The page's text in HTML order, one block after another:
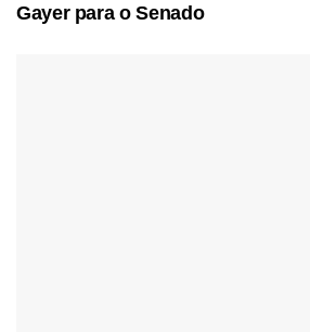
Gayer para o Senado